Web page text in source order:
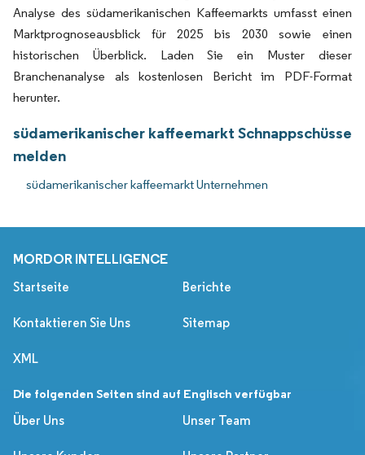
Analyse des südamerikanischen Kaffeemarkts umfasst einen
Marktprognoseausblick für 2025 bis 2030 sowie einen
historischen Überblick. Laden Sie ein Muster dieser
Branchenanalyse als kostenlosen Bericht im PDF-Format
herunter.
südamerikanischer kaffeemarkt Schnappschüsse
melden
südamerikanischer kaffeemarkt Unternehmen
MORDOR INTELLIGENCE
Startseite Berichte
Kontaktieren Sie Uns Sitemap
XML
Die folgenden Seiten sind auf Englisch verfügbar
Über Uns
Unser Team